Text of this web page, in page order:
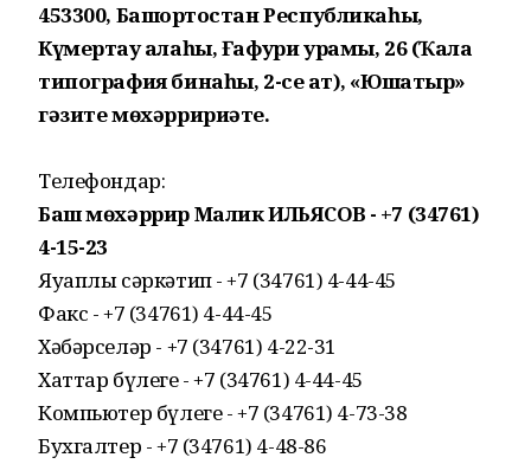
453300, Башҡортостан Республикаһы,
Күмертау ҡалаһы, Ғафури урамы, 26 (Ҡала
типография бинаһы, 2-се ҡат), «Юшатыр»
гәзите мөхәрририәте.
Телефондар:
Баш мөхәррир Малик ИЛЬЯСОВ - +7 (34761)
4-15-23
Яуаплы сәркәтип - +7 (34761) 4-44-45
Факс - +7 (34761) 4-44-45
Хәбәрселәр - +7 (34761) 4-22-31
Хаттар бүлеге - +7 (34761) 4-44-45
Компьютер бүлеге - +7 (34761) 4-73-38
Бухгалтер - +7 (34761) 4-48-86